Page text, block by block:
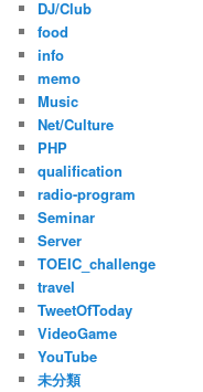
DJ/Club
food
info
memo
Music
Net/Culture
PHP
qualification
radio-program
Seminar
Server
TOEIC_challenge
travel
TweetOfToday
VideoGame
YouTube
未分類